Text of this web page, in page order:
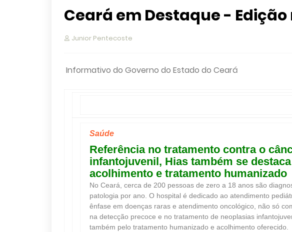
Ceará em Destaque - Edição
Junior Pentecoste
Informativo do Governo do Estado do Ceará
Saúde
Referência no tratamento contra o
infantojuvenil, Hias também se
acolhimento e tratamento humanizado
No Ceará, cerca de 200 pessoas de zero a 18 anos são
patologia por ano. O hospital é dedicado ao atendimento
ênfase em doenças raras e atendimento oncológico, não só
na detecção precoce e no tratamento de neoplasias
também pelo tratamento humanizado e acolhimento oferecido.